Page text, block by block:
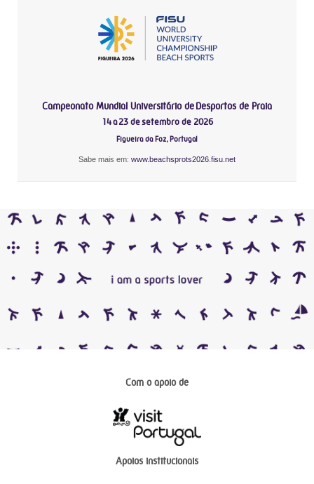
Campeonato Mundial Universitário de Desportos de Praia
14 a 23 de setembro de 2026
Figueira da Foz, Portugal
Sabe mais em: www.beachsprots2026.fisu.net
Com o apoio de
Apoios institucionais